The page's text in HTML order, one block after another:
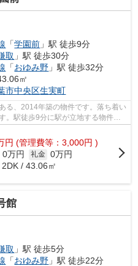
「学園前 」駅 徒歩9分
取 」駅 徒歩30分
「おゆみ野 」駅 徒歩32分
㎡
市中央区生実町
る、2014年築の物件です。落ち着い
。駅徒歩9分に駅が立地する物件な
...
円 (管理費等：3,000円 )
0万円 礼金 0万円
2DK / 43.06㎡
館
取 」駅 徒歩5分
「おゆみ野 」駅 徒歩22分